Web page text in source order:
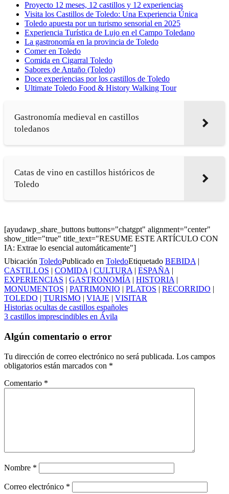
Proyecto 12 meses, 12 castillos y 12 experiencias
Visita los Castillos de Toledo: Una Experiencia Única
Toledo apuesta por un turismo sensorial en 2025
Experiencia Turística de Lujo en el Campo Toledano
La gastronomía en la provincia de Toledo
Comer en Toledo
Comida en Cigarral Toledo
Sabores de Antaño (Toledo)
Doce experiencias por los castillos de Toledo
Ultimate Toledo Food & History Walking Tour
Gastronomía medieval en castillos
toledanos
Catas de vino en castillos históricos de
Toledo
[ayudawp_share_buttons buttons="chatgpt" alignment="center"
show_title="true" title_text="RESUME ESTE ARTÍCULO CON
IA: Extrae lo esencial automáticamente"]
Ubicación ToledoPublicado en ToledoEtiquetado BEBIDA |
CASTILLOS | COMIDA | CULTURA | ESPAÑA |
EXPERIENCIAS | GASTRONOMÍA | HISTORIA |
MONUMENTOS | PATRIMONIO | PLATOS | RECORRIDO |
TOLEDO | TURISMO | VIAJE | VISITAR
Navegación
de
entradas
Historias ocultas de castillos españoles
3 castillos imprescindibles en Ávila
Algún comentario o error
Tu dirección de correo electrónico no será publicada. Los campos
obligatorios están marcados con *
Comentario *
Nombre *
Correo electrónico *